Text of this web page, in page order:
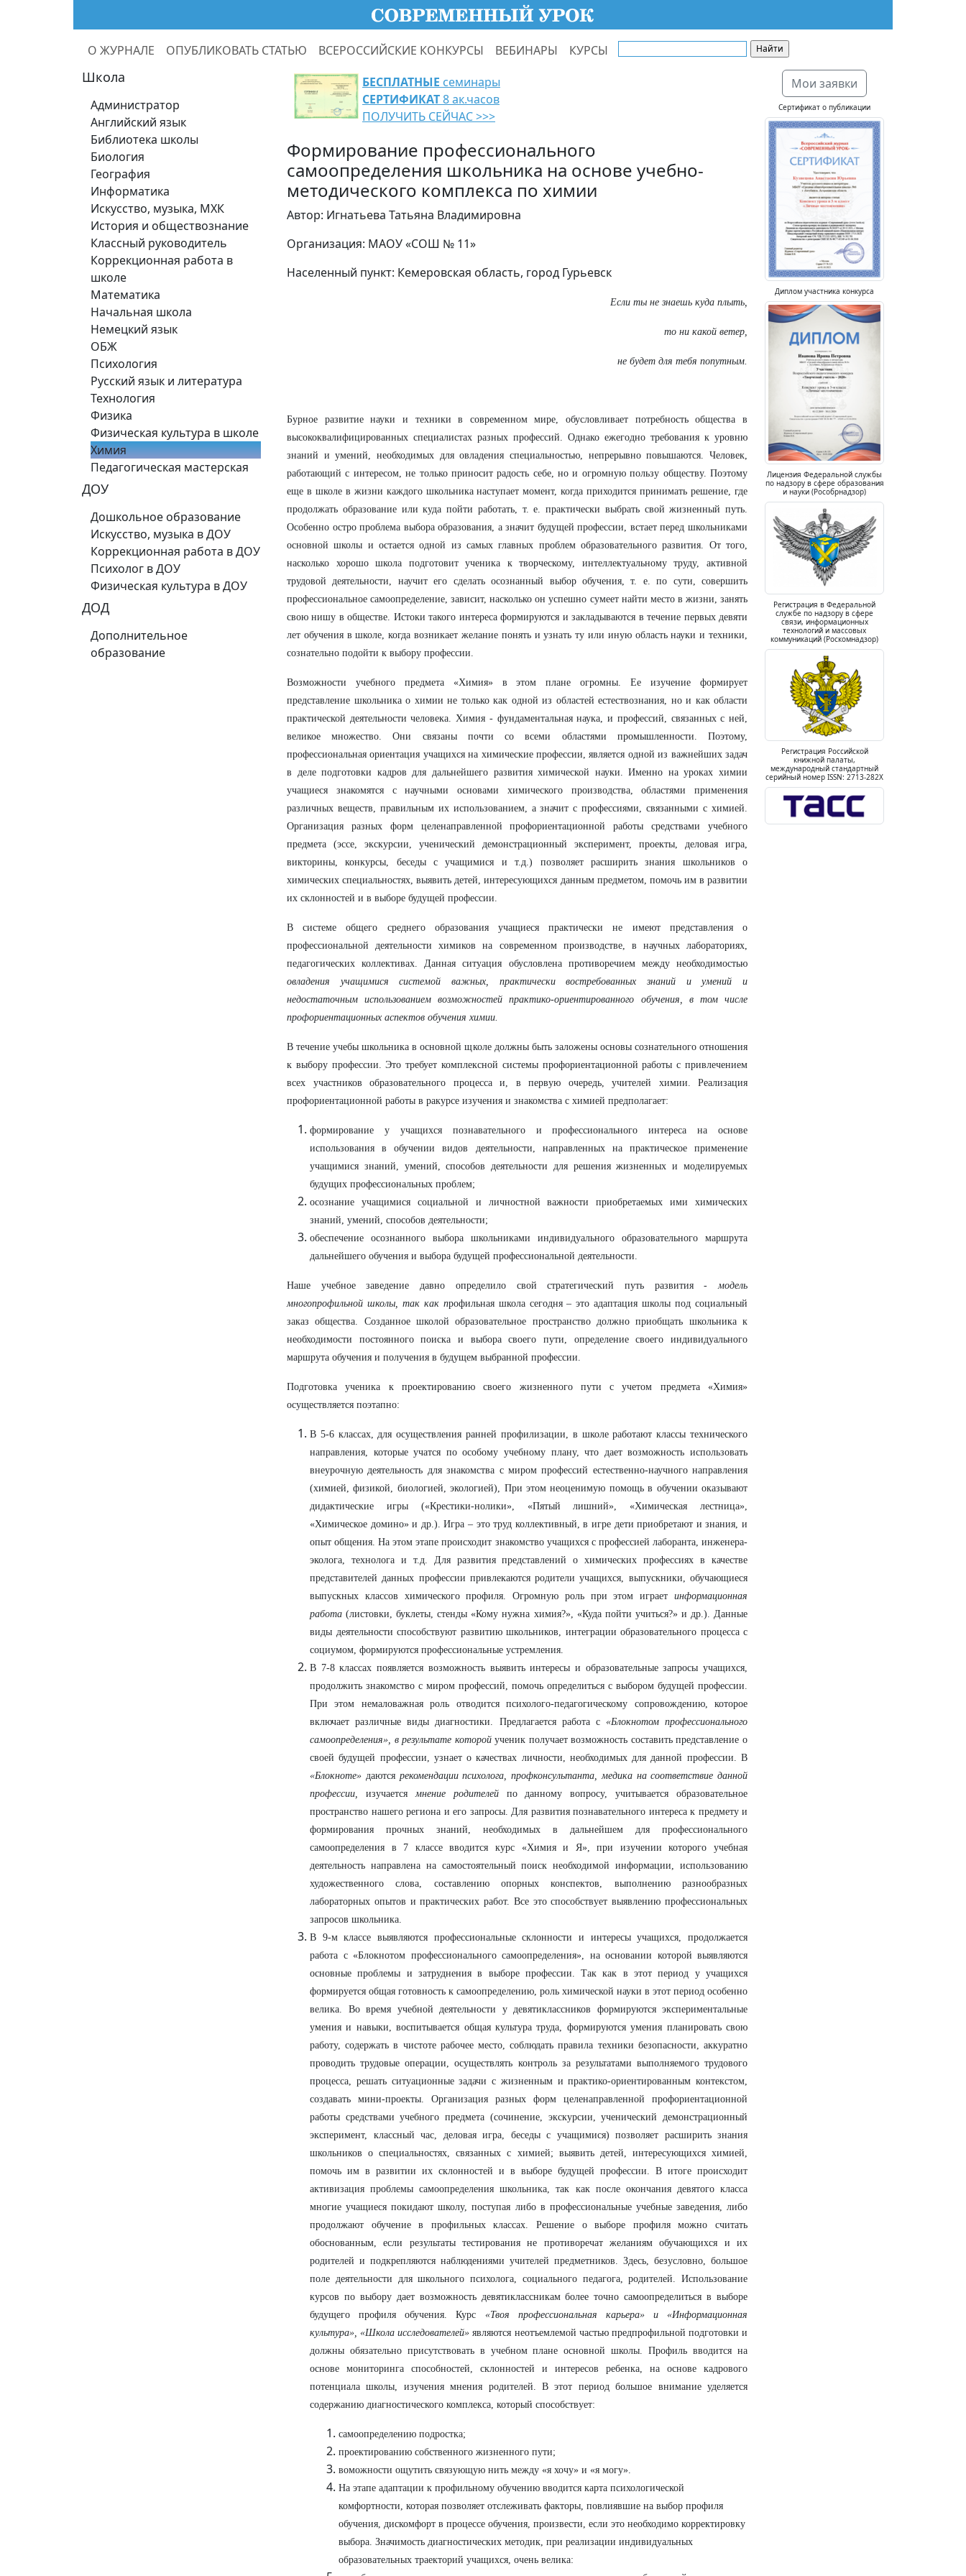
О ЖУРНАЛЕ ОПУБЛИКОВАТЬ СТАТЬЮ ВСЕРОССИЙСКИЕ КОНКУРСЫ ВЕБИНАРЫ КУРСЫ
Школа
Администратор
Английский язык
Библиотека школы
Биология
География
Информатика
Искусство, музыка, МХК
История и обществознание
Классный руководитель
Коррекционная работа в
школе
Математика
Начальная школа
Немецкий язык
ОБЖ
Психология
Русский язык и литература
Технология
Физика
Физическая культура в школе
Химия
Педагогическая мастерская
ДОУ
Дошкольное образование
Искусство, музыка в ДОУ
Коррекционная работа в ДОУ
Психолог в ДОУ
Физическая культура в ДОУ
ДОД
Дополнительное
образование
БЕСПЛАТНЫЕ семинары
СЕРТИФИКАТ8 ак.часов
ПОЛУЧИТЬ СЕЙЧАС >>>
Формирование профессионального
самоопределения школьника на основе учебно-
методического комплекса по химии
Автор: Игнатьева Татьяна Владимировна
Организация: МАОУ «СОШ № 11»
Населенный пункт: Кемеровская область, город Гурьевск
Если ты не знаешь куда плыть,
то ни какой ветер,
не будет для тебя попутным.
Бурное развитие науки и техники в современном мире, обусловливает потребность общества в
высококвалифицированных специалистах разных профессий. Однако ежегодно требования к уровню
знаний и умений, необходимых для овладения специальностью, непрерывно повышаются. Человек,
работающий с интересом, не только приносит радость себе, но и огромную пользу обществу. Поэтому
еще в школе в жизни каждого школьника наступает момент, когда приходится принимать решение, где
продолжать образование или куда пойти работать, т. е. практически выбрать свой жизненный путь.
Особенно остро проблема выбора образования, а значит будущей профессии, встает перед школьниками
основной школы и остается одной из самых главных проблем образовательного развития. От того,
насколько хорошо школа подготовит ученика к творческому, интеллектуальному труду, активной
трудовой деятельности, научит его сделать осознанный выбор обучения, т. е. по сути, совершить
профессиональное самоопределение, зависит, насколько он успешно сумеет найти место в жизни, занять
свою нишу в обществе. Истоки такого интереса формируются и закладываются в течение первых девяти
лет обучения в школе, когда возникает желание понять и узнать ту или иную область науки и техники,
сознательно подойти к выбору профессии.
Возможности учебного предмета «Химия» в этом плане огромны. Ее изучение формирует
представление школьника о химии не только как одной из областей естествознания, но и как области
практической деятельности человека. Химия - фундаментальная наука, и профессий, связанных с ней,
великое множество. Они связаны почти со всеми областями промышленности. Поэтому,
профессиональная ориентация учащихся на химические профессии, является одной из важнейших задач
в деле подготовки кадров для дальнейшего развития химической науки. Именно на уроках химии
учащиеся знакомятся с научными основами химического производства, областями применения
различных веществ, правильным их использованием, а значит с профессиями, связанными с химией.
Организация разных форм целенаправленной профориентационной работы средствами учебного
предмета (эссе, экскурсии, ученический демонстрационный эксперимент, проекты, деловая игра,
викторины, конкурсы, беседы с учащимися и т.д.) позволяет расширить знания школьников о
химических специальностях, выявить детей, интересующихся данным предметом, помочь им в развитии
их склонностей и в выборе будущей профессии.
В системе общего среднего образования учащиеся практически не имеют представления о
профессиональной деятельности химиков на современном производстве, в научных лабораториях,
педагогических коллективах. Данная ситуация обусловлена противоречием между необходимостью
овладения учащимися системой важных, практически востребованных знаний и умений и
недостаточным использованием возможностей практико-ориентированного обучения, в том числе
профориентационных аспектов обучения химии.
В течение учебы школьника в основной щколе должны быть заложены основы сознательного отношения
к выбору профессии. Это требует комплексной системы профориентационной работы с привлечением
всех участников образовательного процесса и, в первую очередь, учителей химии. Реализация
профориентационной работы в ракурсе изучения и знакомства с химией предполагает:
формирование у учащихся познавательного и профессионального интереса на основе
использования в обучении видов деятельности, направленных на практическое применение
учащимися знаний, умений, способов деятельности для решения жизненных и моделируемых
будущих профессиональных проблем;
осознание учащимися социальной и личностной важности приобретаемых ими химических
знаний, умений, способов деятельности;
обеспечение осознанного выбора школьниками индивидуального образовательного маршрута
дальнейшего обучения и выбора будущей профессиональной деятельности.
Наше учебное заведение давно определило свой стратегический путь развития -модель
многопрофильной школы, так как профильная школа сегодня – это адаптация школы под социальный
заказ общества. Созданное школой образовательное пространство должно приобщать школьника к
необходимости постоянного поиска и выбора своего пути, определение своего индивидуального
маршрута обучения и получения в будущем выбранной профессии.
Подготовка ученика к проектированию своего жизненного пути с учетом предмета «Химия»
осуществляется поэтапно:
В 5-6 классах, для осуществления ранней профилизации, в школе работают классы технического
направления, которые учатся по особому учебному плану, что дает возможность использовать
внеурочную деятельность для знакомства с миром профессий естественно-научного направления
(химией, физикой, биологией, экологией), При этом неоценимую помощь в обучении оказывают
дидактические игры («Крестики-нолики», «Пятый лишний», «Химическая лестница»,
«Химическое домино» и др.). Игра – это труд коллективный, в игре дети приобретают и знания, и
опыт общения. На этом этапе происходит знакомство учащихся с профессией лаборанта, инженера-
эколога, технолога и т.д. Для развития представлений о химических профессиях в качестве
представителей данных профессии привлекаются родители учащихся, выпускники, обучающиеся
выпускных классов химического профиля. Огромную роль при этом играет информационная
работа (листовки, буклеты, стенды «Кому нужна химия?», «Куда пойти учиться?» и др.). Данные
виды деятельности способствуют развитию школьников, интеграции образовательного процесса с
социумом, формируются профессиональные устремления.
В 7-8 классах появляется возможность выявить интересы и образовательные запросы учащихся,
продолжить знакомство с миром профессий, помочь определиться с выбором будущей профессии.
При этом немаловажная роль отводится психолого-педагогическому сопровождению, которое
включает различные виды диагностики. Предлагается работа с «Блокнотом профессионального
самоопределения», в результате которойученик получает возможность составить представление о
своей будущей профессии, узнает о качествах личности, необходимых для данной профессии. В
«Блокноте» даются рекомендации психолога, профконсультанта, медика на соответствие данной
профессии, изучаетсямнение родителейпо данному вопросу, учитывается образовательное
пространство нашего региона и его запросы. Для развития познавательного интереса к предмету и
формирования прочных знаний, необходимых в дальнейшем для профессионального
самоопределения в 7 классе вводится курс «Химия и Я», при изучении
которого учебная
деятельность направлена на самостоятельный поиск необходимой информации, использованию
художественного слова, составлению опорных конспектов, выполнению разнообразных
лабораторных опытов и практических работ. Все это способствует выявлению профессиональных
запросов школьника.
В 9-м классе выявляются профессиональные склонности и интересы учащихся, продолжается
работа с «Блокнотом профессионального самоопределения», на основании которой выявляются
основные проблемы и затруднения в выборе профессии. Так как в этот период у учащихся
формируется общая готовность к самоопределению, роль химической науки в этот период особенно
велика. Во время учебной деятельности у девятиклассников формируются экспериментальные
умения и навыки, воспитывается общая культура труда, формируются умения планировать свою
работу, содержать в чистоте рабочее место, соблюдать правила техники безопасности, аккуратно
проводить трудовые операции, осуществлять контроль за результатами выполняемого трудового
процесса, решать ситуационные задачи с жизненным и практико-ориентированным контекстом,
создавать мини-проекты. Организация разных форм целенаправленной профориентационной
работы средствами учебного предмета (сочинение, экскурсии, ученический демонстрационный
эксперимент, классный час, деловая игра, беседы с учащимися) позволяет расширить знания
школьников о специальностях, связанных с химией; выявить детей, интересующихся химией,
помочь им в развитии их склонностей и в выборе будущей профессии. В итоге происходит
активизация проблемы самоопределения школьника, так как после окончания девятого класса
многие учащиеся покидают школу, поступая либо в профессиональные учебные заведения, либо
продолжают обучение в профильных классах. Решение о выборе профиля можно считать
обоснованным, если результаты тестирования не противоречат желаниям обучающихся и их
родителей и подкрепляются наблюдениями учителей предметников. Здесь, безусловно, большое
поле деятельности для школьного психолога, социального педагога, родителей. Использование
курсов по выбору дает возможность девятиклассникам более точно самоопределиться в выборе
будущего профиля обучения. Курс «Твоя профессиональная карьера» и «Информационная
культура», «Школа исследователей» являются неотъемлемой частью предпрофильной подготовки и
должны обязательно присутствовать в учебном плане основной школы. Профиль вводится на
основе мониторинга способностей, склонностей и интересов ребенка, на основе кадрового
потенциала школы, изучения мнения родителей. В этот период большое внимание уделяется
содержанию диагностического комплекса, который способствует:
самоопределению подростка;
проектированию собственного жизненного пути;
воможности ощутить связующую нить между «я хочу» и «я могу».
На этапе адаптации к профильному обучению вводится карта психологической
комфортности, которая позволяет отслеживать факторы, повлиявшие на выбор профиля
обучения, дискомфорт в процессе обучения, произвести, если это необходимо корректировку
выбора. Значимость диагностических методик, при реализации индивидуальных
образовательных траекторий учащихся, очень велика:
Мои заявки
Сертификат о публикации
Диплом участника конкурса
Лицензия Федеральной службы
по надзору в сфере образования
и науки (Рособрнадзор)
Регистрация в Федеральной
службе по надзору в сфере
связи, информационных
технологий и массовых
коммуникаций (Роскомнадзор)
Регистрация Российской
книжной палаты,
международный стандартный
серийный номер ISSN: 2713-282X